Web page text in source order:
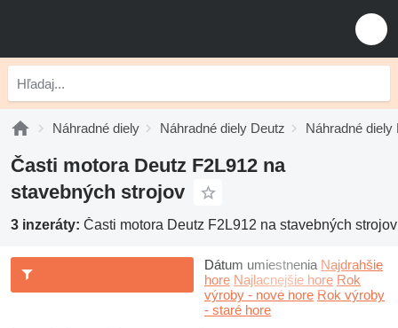
Náhradné diely Náhradné diely Deutz Náhradné diely
Časti motora Deutz F2L912 na
stavebných strojov
3 inzeráty: Časti motora Deutz F2L912 na stavebných strojov
Dátum umiestnenia Najdrahšie
hore Najlacnejšie hore Rok
výroby - nové hore Rok výroby
- staré hore